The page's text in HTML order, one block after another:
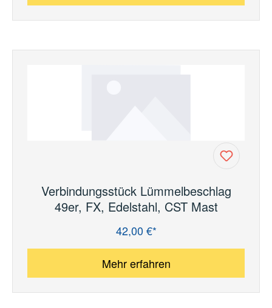
Verbindungsstück Lümmelbeschlag
49er, FX, Edelstahl, CST Mast
42,00 €*
Mehr erfahren